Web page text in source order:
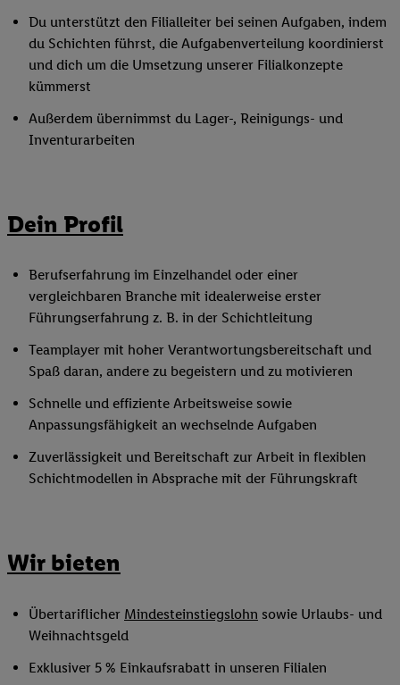
Du unterstützt den Filialleiter bei seinen Aufgaben, indem
du Schichten führst, die Aufgabenverteilung koordinierst
und dich um die Umsetzung unserer Filialkonzepte
kümmerst
Außerdem übernimmst du Lager-, Reinigungs- und
Inventurarbeiten
Dein Profil
Berufserfahrung im Einzelhandel oder einer
vergleichbaren Branche mit idealerweise erster
Führungserfahrung z. B. in der Schichtleitung
Teamplayer mit hoher Verantwortungsbereitschaft und
Spaß daran, andere zu begeistern und zu motivieren
Schnelle und effiziente Arbeitsweise sowie
Anpassungsfähigkeit an wechselnde Aufgaben
Zuverlässigkeit und Bereitschaft zur Arbeit in flexiblen
Schichtmodellen in Absprache mit der Führungskraft
Wir bieten
Übertariflicher Mindesteinstiegslohn sowie Urlaubs- und
Weihnachtsgeld
Exklusiver 5 % Einkaufsrabatt in unseren Filialen